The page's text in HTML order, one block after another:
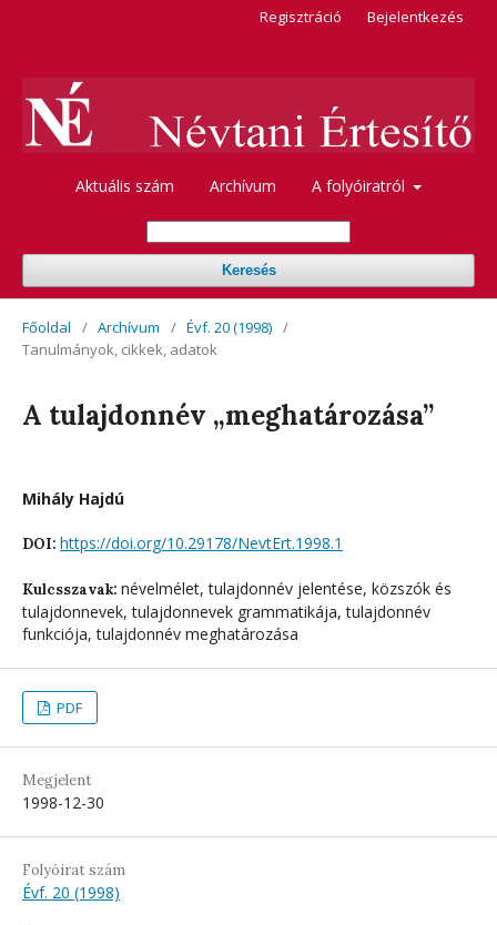
Aktuális szám Archívum A folyóiratról
Keresés
Regisztráció Bejelentkezés
Főoldal / Archívum / Évf. 20 (1998) /
Tanulmányok, cikkek, adatok
A tulajdonnév „meghatározása”
Mihály Hajdú
DOI: https://doi.org/10.29178/NevtErt.1998.1
Kulcsszavak: névelmélet, tulajdonnév jelentése, közszók és
tulajdonnevek, tulajdonnevek grammatikája, tulajdonnév
funkciója, tulajdonnév meghatározása
PDF
Megjelent
1998-12-30
Folyóirat szám
Évf. 20 (1998)